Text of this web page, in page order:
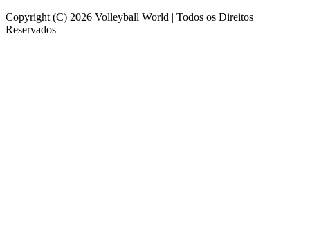
Copyright (C) 2026 Volleyball World | Todos os Direitos
Reservados